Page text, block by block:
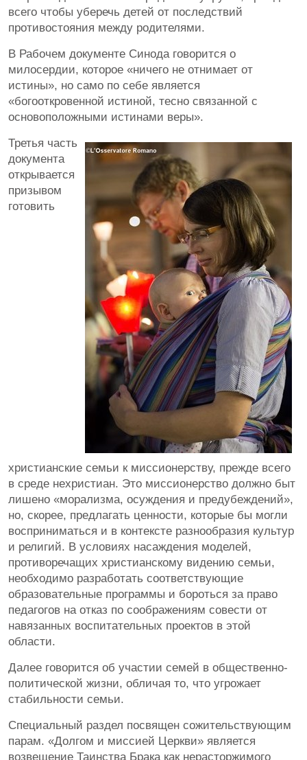
всего чтобы уберечь детей от последствий
противостояния между родителями.
В Рабочем документе Синода говорится о
милосердии, которое «ничего не отнимает от
истины», но само по себе является
«богооткровенной истиной, тесно связанной с
основоположными истинами веры».
Третья часть
документа
открывается
призывом
готовить
христианские семьи к миссионерству, прежде всего
в среде нехристиан. Это миссионерство должно быт
лишено «морализма, осуждения и предубеждений»,
но, скорее, предлагать ценности, которые бы могли
восприниматься и в контексте разнообразия культур
и религий. В условиях насаждения моделей,
противоречащих христианскому видению семьи,
необходимо разработать соответствующие
образовательные программы и бороться за право
педагогов на отказ по соображениям совести от
навязанных воспитательных проектов в этой
области.
Далее говорится об участии семей в общественно-
политической жизни, обличая то, что угрожает
стабильности семьи.
Специальный раздел посвящен сожительствующим
парам. «Долгом и миссией Церкви» является
возвещение Таинства Брака как нерасторжимого